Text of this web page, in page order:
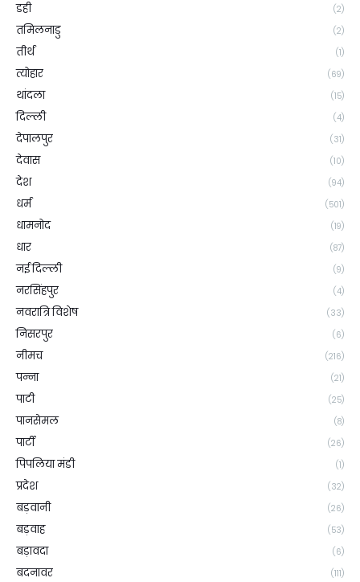
डही (2)
तमिलनाडु (2)
तीर्थ (1)
त्योहार (69)
थांदला (15)
दिल्ली (4)
देपालपुर (31)
देवास (10)
देश (94)
धर्म (501)
धामनोद (19)
धार (87)
नई दिल्ली (9)
नरसिंहपुर (4)
नवरात्रि विशेष (33)
निसरपुर (6)
नीमच (216)
पन्ना (21)
पाटी (25)
पानसेमल (8)
पार्टी (26)
पिपलिया मंडी (1)
प्रदेश (32)
बड़वानी (26)
बड़वाह (53)
बड़ावदा (6)
बदनावर (111)